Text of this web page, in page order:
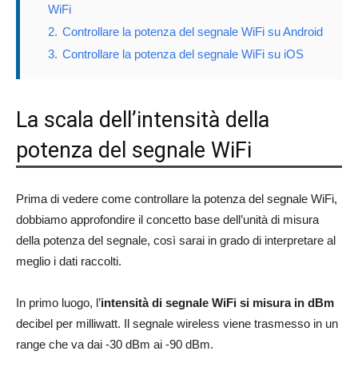
WiFi
2. Controllare la potenza del segnale WiFi su Android
3. Controllare la potenza del segnale WiFi su iOS
La scala dell’intensità della
potenza del segnale WiFi
Prima di vedere come controllare la potenza del segnale WiFi,
dobbiamo approfondire il concetto base dell’unità di misura
della potenza del segnale, così sarai in grado di interpretare al
meglio i dati raccolti.
In primo luogo, l’intensità di segnale WiFi si misura in dBm
decibel per milliwatt. Il segnale wireless viene trasmesso in un
range che va dai -30 dBm ai -90 dBm.